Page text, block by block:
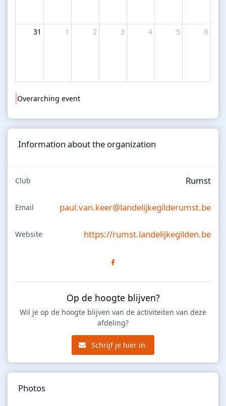
31 1 2 3 4 5 6
Overarching event
Information about the organization
Club Rumst
Email paul.van.keer@landelijkegilderumst.be
Website https://rumst.landelijkegilden.be
Op de hoogte blijven?
Wil je op de hoogte blijven van de activiteiten van deze
afdeling?
Schrijf je hier in.
Photos